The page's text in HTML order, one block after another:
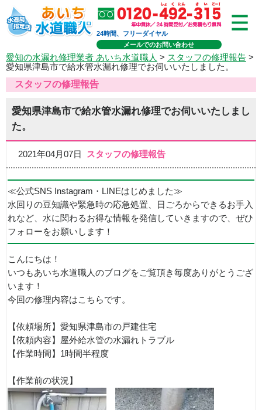
24時間、フリーダイヤル
メールでのお問い合わせ
愛知の水漏れ修理業者 あいち水道職人 > スタッフの修理報告 >
愛知県津島市で給水管水漏れ修理でお伺いいたしました。
スタッフの修理報告
愛知県津島市で給水管水漏れ修理でお伺いいたしまし
た。
2021年04月07日 スタッフの修理報告
≪公式SNS Instagram・LINEはじめました≫
水回りの豆知識や緊急時の応急処置、日ごろからできるお手入
れなど、水に関わるお得な情報を発信していきますので、ぜひ
フォローをお願いします！
こんにちは！
いつもあいち水道職人のブログをご覧頂き毎度ありがとうござ
います！
今回の修理内容はこちらです。
【依頼場所】愛知県津島市の戸建住宅
【依頼内容】屋外給水管の水漏れトラブル
【作業時間】1時間半程度
【作業前の状況】